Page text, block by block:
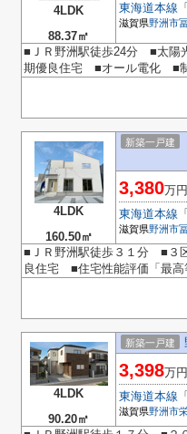
4LDK
88.37㎡
東海道本線
滋賀県野洲市
■ＪＲ野洲駅徒歩24分 ■太陽
期優良住宅 ■オール電化 ■
4LDK
160.50㎡
新築一戸建
3,380万円
東海道本線
滋賀県野洲市
■ＪＲ野洲駅徒歩３１分 ■
良住宅 ■住宅性能評価「最
4LDK
90.20㎡
新築一戸建
3,398万円
東海道本線
滋賀県野洲市